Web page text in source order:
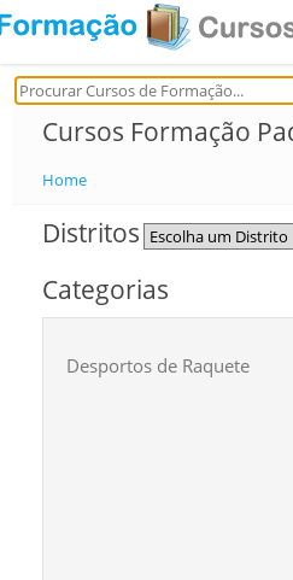
Cursos Formação
Home
Distritos
Categorias
Desportos de Raquete